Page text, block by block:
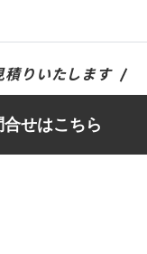
りいたします
せはこちら